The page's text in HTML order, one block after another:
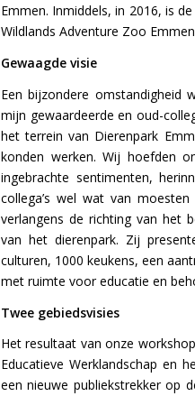
Emmen. Inmiddels, in 2016, is
Wildlands Adventure Zoo
Gewaagde visie
Een bijzondere omstandigheid
mijn gewaardeerde en oud-
het terrein van Dierenpark
konden werken. Wij hoefden
ingebrachte sentimenten,
collega’s wel wat van
verlangens de richting van het
van het dierenpark. Zij
culturen, 1000 keukens, een
met ruimte voor educatie en
Twee gebiedsvisies
Het resultaat van onze
Educatieve Werklandschap en
een nieuwe publiekstrekker op